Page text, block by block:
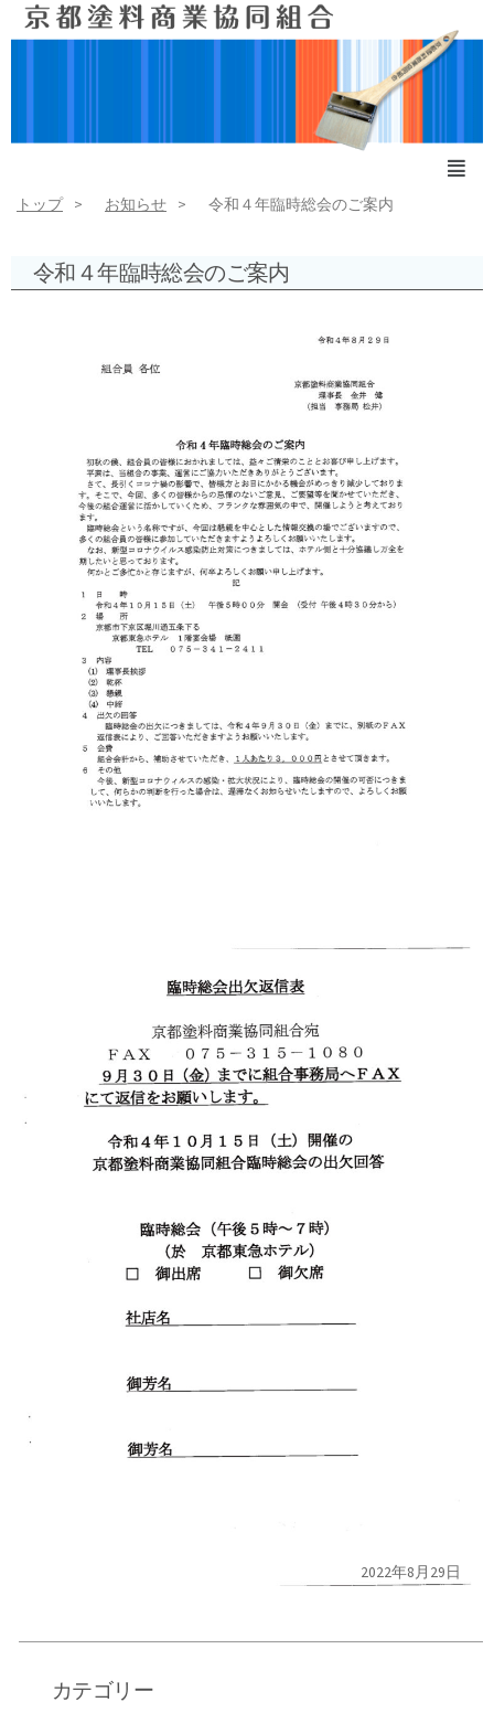
トップ お知らせ 令和４年臨時総会のご案内
令和４年臨時総会のご案内
2022年8月29日
カテゴリー